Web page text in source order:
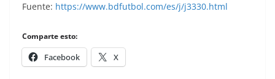
Fuente: https://www.bdfutbol.com/es/j/j3330.html
Comparte esto:
Facebook X